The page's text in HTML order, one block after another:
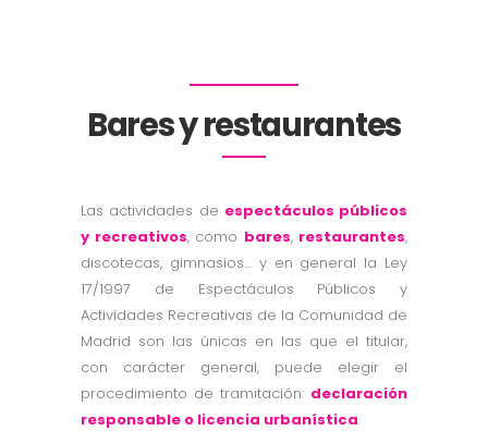
Bares y restaurantes
Las actividades de espectáculos públicos
y recreativos, como bares, restaurantes,
discotecas, gimnasios… y en general la Ley
17/1997 de Espectáculos Públicos y
Actividades Recreativas de la Comunidad de
Madrid son las únicas en las que el titular,
con carácter general, puede elegir el
procedimiento de tramitación: declaración
responsable o licencia urbanística.